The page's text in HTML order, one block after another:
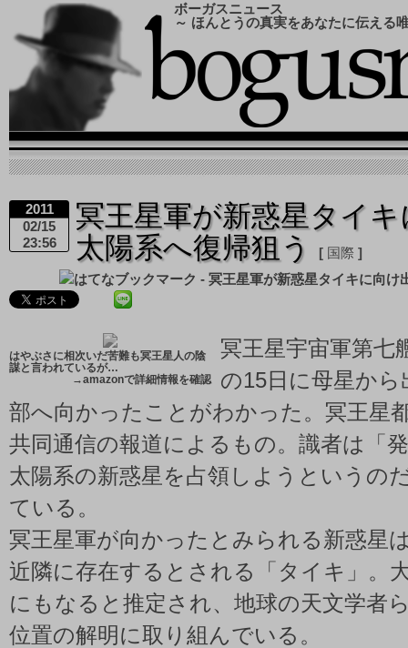
ボーガスニュース
～ ほんとうの真実をあなたに伝える
2011
02/15
23:56
冥王星軍が新惑星タイ
太陽系へ復帰狙う
国際
はやぶさに相次いだ苦難も冥王星人の陰
謀と言われているが…
→amazonで詳細情報を確認
冥王星宇宙軍第七
の15日に母星か
部へ向かったことがわかった。冥王星
共同通信の報道によるもの。識者は「
太陽系の新惑星を占領しようというの
ている。
冥王星軍が向かったとみられる新惑星
近隣に存在するとされる「タイキ」。
にもなると推定され、地球の天文学者
位置の解明に取り組んでいる。